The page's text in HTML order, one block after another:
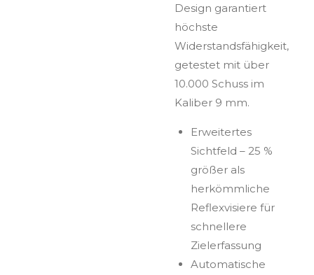
Design garantiert
höchste
Widerstandsfähigkeit,
getestet mit über
10.000 Schuss im
Kaliber 9 mm.
Erweitertes
Sichtfeld – 25 %
größer als
herkömmliche
Reflexvisiere für
schnellere
Zielerfassung
Automatische